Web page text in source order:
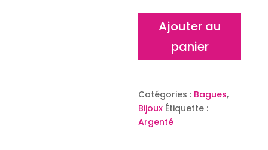
quantité
Maille
Maya
Argentée
Ajouter au
panier
Catégories : Bagues,
Bijoux Étiquette :
Argenté